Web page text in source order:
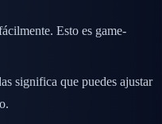
Esto es game-
significa que puedes ajustar